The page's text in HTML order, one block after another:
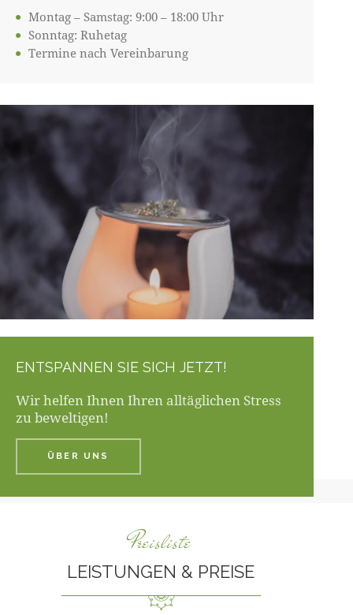
Montag – Samstag: 9:00 – 18:00 Uhr
Sonntag: Ruhetag
Termine nach Vereinbarung
ENTSPANNEN SIE SICH JETZT!
Wir helfen Ihnen Ihren alltäglichen Stress
zu beweltigen!
ÜBER UNS
Preisliste
LEISTUNGEN & PREISE